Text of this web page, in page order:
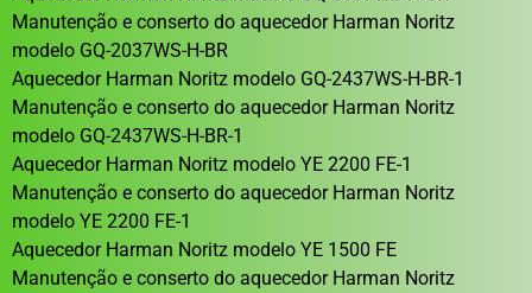
Manutenção e conserto do aquecedor Harman Noritz
modelo GQ-2037WS-H-BR
Aquecedor Harman Noritz modelo GQ-2437WS-H-BR-1
Manutenção e conserto do aquecedor Harman Noritz
modelo GQ-2437WS-H-BR-1
Aquecedor Harman Noritz modelo YE 2200 FE-1
Manutenção e conserto do aquecedor Harman Noritz
modelo YE 2200 FE-1
Aquecedor Harman Noritz modelo YE 1500 FE
Manutenção e conserto do aquecedor Harman Noritz